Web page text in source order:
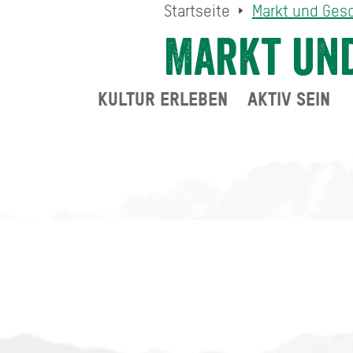
Startseite Markt und
Markt
KULTUR ERLEBEN AKTIV SEIN